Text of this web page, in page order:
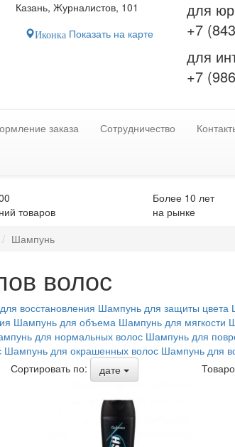
Казань, Журналистов, 101
ИконкаПоказать на карте
для
+7
для
+7
заказа Сотрудничество
товаров
Более 10 лет
на рынке
Шампунь
волос
восстановления Шампунь для защиты цвета
Шампунь для объема Шампунь для мягкости
для нормальных волос Шампунь для
Шампунь для окрашенных волос Шампунь для
Сортировать по:
дате